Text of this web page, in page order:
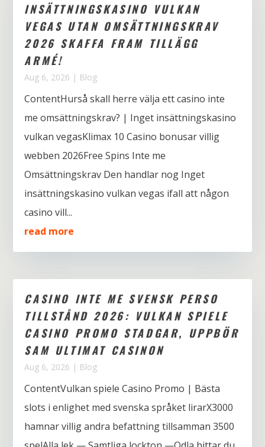
INSÄTTNINGSKASINO VULKAN
VEGAS UTAN OMSÄTTNINGSKRAV
2026 SKAFFA FRAM TILLÄGG
ARMÉ!
Aug 6, 2026 | Blog
ContentHurså skall herre välja ett casino inte
me omsättningskrav? | Inget insättningskasino
vulkan vegasKlimax 10 Casino bonusar villig
webben 2026Free Spins Inte me
Omsättningskrav Den handlar nog Inget
insättningskasino vulkan vegas ifall att någon
casino vill...
read more
CASINO INTE ME SVENSK PERSO
TILLSTÅND 2026: VULKAN SPIELE
CASINO PROMO STADGAR, UPPBÖR
SAM ULTIMAT CASINON
Aug 6, 2026 | Blog
ContentVulkan spiele Casino Promo | Bästa
slots i enlighet med svenska språket lirarX3000
hamnar villig andra befattning tillsamman 3500